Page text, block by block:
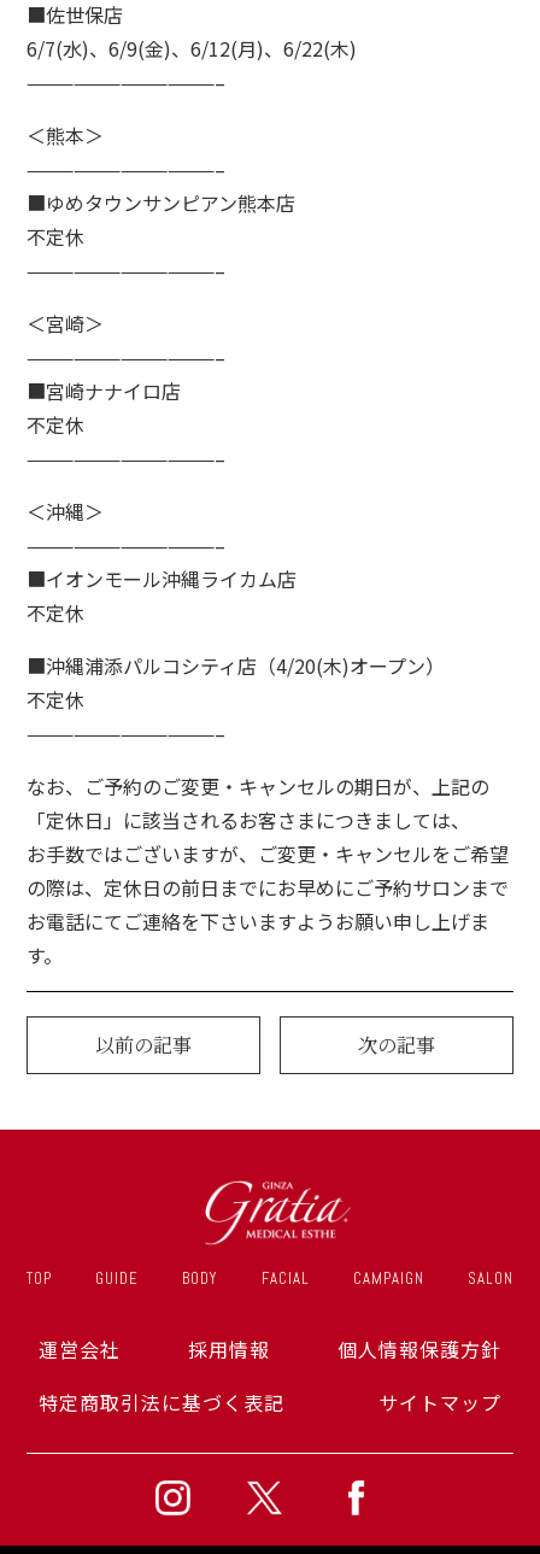
■佐世保店
6/7(水)、6/9(金)、6/12(月)、6/22(木)
————————————–
＜熊本＞
————————————–
■ゆめタウンサンピアン熊本店
不定休
————————————–
＜宮崎＞
————————————–
■宮崎ナナイロ店
不定休
————————————–
＜沖縄＞
————————————–
■イオンモール沖縄ライカム店
不定休
■沖縄浦添パルコシティ店（4/20(木)オープン）
不定休
————————————–
なお、ご予約のご変更・キャンセルの期日が、上記の
「定休日」に該当されるお客さまにつきましては、
お手数ではございますが、ご変更・キャンセルをご希望
の際は、定休日の前日までにお早めにご予約サロンまで
お電話にてご連絡を下さいますようお願い申し上げま
す。
以前の記事 次の記事
TOP GUIDE BODY FACIAL CAMPAIGN SALON
運営会社 採用情報
個人情報保護方針
特定商取引法に基づく表記
サイトマップ